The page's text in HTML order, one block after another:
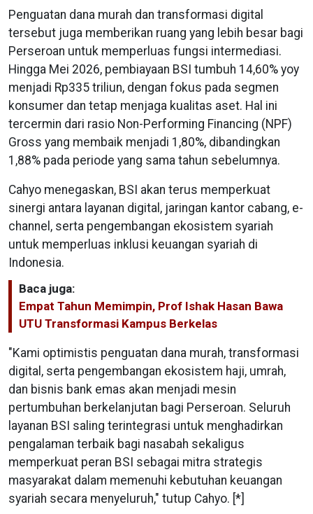
Penguatan dana murah dan transformasi digital
tersebut juga memberikan ruang yang lebih besar bagi
Perseroan untuk memperluas fungsi intermediasi.
Hingga Mei 2026, pembiayaan BSI tumbuh 14,60% yoy
menjadi Rp335 triliun, dengan fokus pada segmen
konsumer dan tetap menjaga kualitas aset. Hal ini
tercermin dari rasio Non-Performing Financing (NPF)
Gross yang membaik menjadi 1,80%, dibandingkan
1,88% pada periode yang sama tahun sebelumnya.
Cahyo menegaskan, BSI akan terus memperkuat
sinergi antara layanan digital, jaringan kantor cabang, e-
channel, serta pengembangan ekosistem syariah
untuk memperluas inklusi keuangan syariah di
Indonesia.
Baca juga:
Empat Tahun Memimpin, Prof Ishak Hasan Bawa
UTU Transformasi Kampus Berkelas
"Kami optimistis penguatan dana murah, transformasi
digital, serta pengembangan ekosistem haji, umrah,
dan bisnis bank emas akan menjadi mesin
pertumbuhan berkelanjutan bagi Perseroan. Seluruh
layanan BSI saling terintegrasi untuk menghadirkan
pengalaman terbaik bagi nasabah sekaligus
memperkuat peran BSI sebagai mitra strategis
masyarakat dalam memenuhi kebutuhan keuangan
syariah secara menyeluruh," tutup Cahyo. [*]